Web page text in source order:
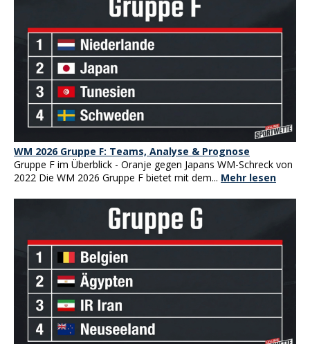
WM 2026 Gruppe F: Teams, Analyse & Prognose
Gruppe F im Überblick - Oranje gegen Japans WM-Schreck von
2022 Die WM 2026 Gruppe F bietet mit dem... Mehr lesen